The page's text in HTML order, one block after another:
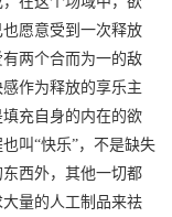
愿意受到一次释放
两个合而为一的敌
作为释放的享乐主
充自身的内在的欲
叫“快乐”，不是缺失
西外，其他一切都
量的人工制品来祛